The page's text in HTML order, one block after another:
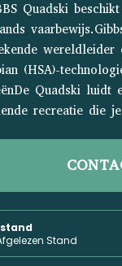
Quadski
(HSA)-
Quadski luidt
recreatie die
Stand